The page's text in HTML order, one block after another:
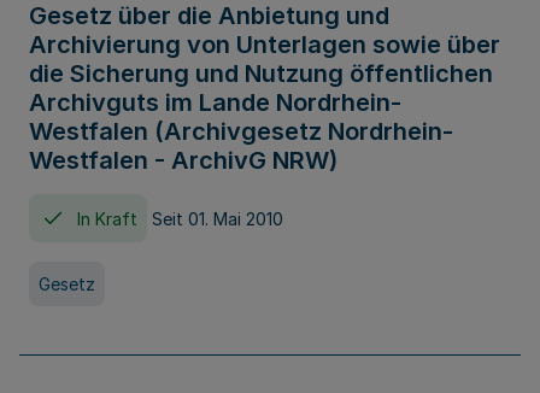
Gesetz über die Anbietung und
Archivierung von Unterlagen sowie über
die Sicherung und Nutzung öffentlichen
Archivguts im Lande Nordrhein-
Westfalen (Archivgesetz Nordrhein-
Westfalen - ArchivG NRW)
In Kraft Seit 01. Mai 2010
Gesetz